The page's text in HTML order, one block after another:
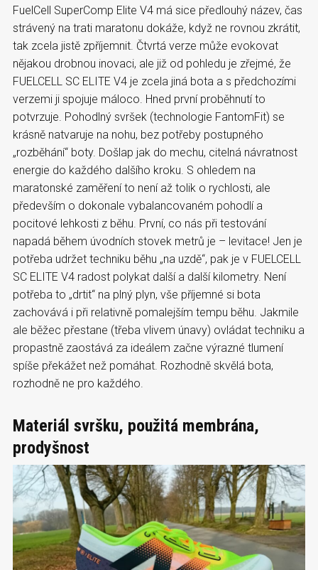
FuelCell SuperComp Elite V4 má sice předlouhý název, čas
strávený na trati maratonu dokáže, když ne rovnou zkrátit,
tak zcela jistě zpříjemnit. Čtvrtá verze může evokovat
nějakou drobnou inovaci, ale již od pohledu je zřejmé, že
FUELCELL SC ELITE V4 je zcela jiná bota a s předchozími
verzemi ji spojuje máloco. Hned první proběhnutí to
potvrzuje. Pohodlný svršek (technologie FantomFit) se
krásně natvaruje na nohu, bez potřeby postupného
„rozběhání“ boty. Došlap jak do mechu, citelná návratnost
energie do každého dalšího kroku. S ohledem na
maratonské zaměření to není až tolik o rychlosti, ale
především o dokonale vybalancovaném pohodlí a
pocitové lehkosti z běhu. První, co nás při testování
napadá během úvodních stovek metrů je – levitace! Jen je
potřeba udržet techniku běhu „na uzdě“, pak je v FUELCELL
SC ELITE V4 radost polykat další a další kilometry. Není
potřeba to „drtit“ na plný plyn, vše příjemné si bota
zachovává i při relativně pomalejším tempu běhu. Jakmile
ale běžec přestane (třeba vlivem únavy) ovládat techniku a
propastně zaostává za ideálem začne výrazné tlumení
spíše překážet než pomáhat. Rozhodně skvělá bota,
rozhodně ne pro každého.
Materiál svršku, použitá membrána,
prodyšnost